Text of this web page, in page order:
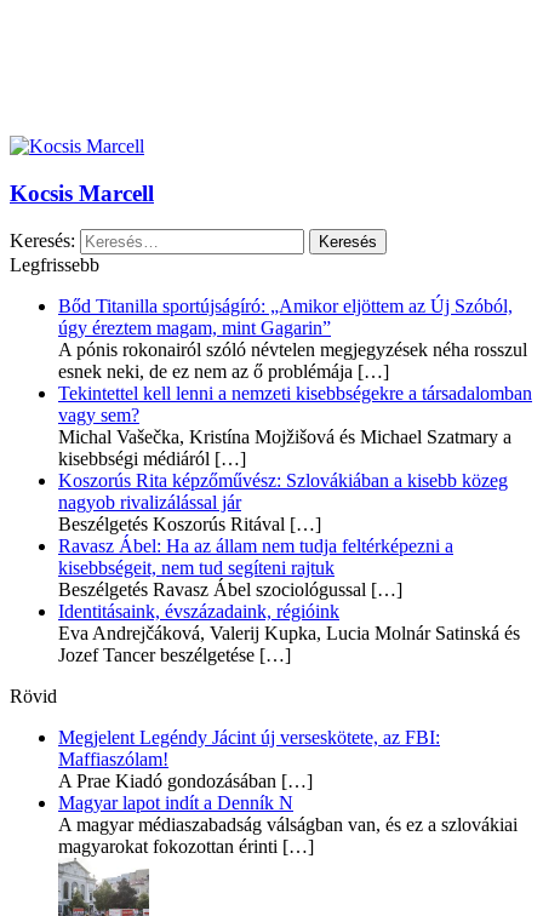
Kocsis Marcell
Keresés:
Legfrissebb
Bőd Titanilla sportújságíró: „Amikor eljöttem az Új Szóból,
úgy éreztem magam, mint Gagarin”
A pónis rokonairól szóló névtelen megjegyzések néha rosszul
esnek neki, de ez nem az ő problémája […]
Tekintettel kell lenni a nemzeti kisebbségekre a társadalomban
vagy sem?
Michal Vašečka, Kristína Mojžišová és Michael Szatmary a
kisebbségi médiáról […]
Koszorús Rita képzőművész: Szlovákiában a kisebb közeg
nagyob rivalizálással jár
Beszélgetés Koszorús Ritával […]
Ravasz Ábel: Ha az állam nem tudja feltérképezni a
kisebbségeit, nem tud segíteni rajtuk
Beszélgetés Ravasz Ábel szociológussal […]
Identitásaink, évszázadaink, régióink
Eva Andrejčáková, Valerij Kupka, Lucia Molnár Satinská és
Jozef Tancer beszélgetése […]
Rövid
Megjelent Legéndy Jácint új verseskötete, az FBI:
Maffiaszólam!
A Prae Kiadó gondozásában […]
Magyar lapot indít a Denník N
A magyar médiaszabadság válságban van, és ez a szlovákiai
magyarokat fokozottan érinti […]